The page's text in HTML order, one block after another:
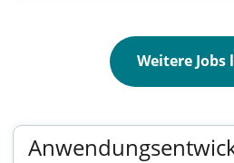
Weitere Jobs